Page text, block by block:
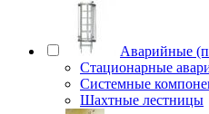
Аварийные
Стационарные
Системные
Шахтные лестницы